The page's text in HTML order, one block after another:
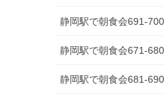
静岡駅で朝食会691-700
静岡駅で朝食会671-680
静岡駅で朝食会681-690